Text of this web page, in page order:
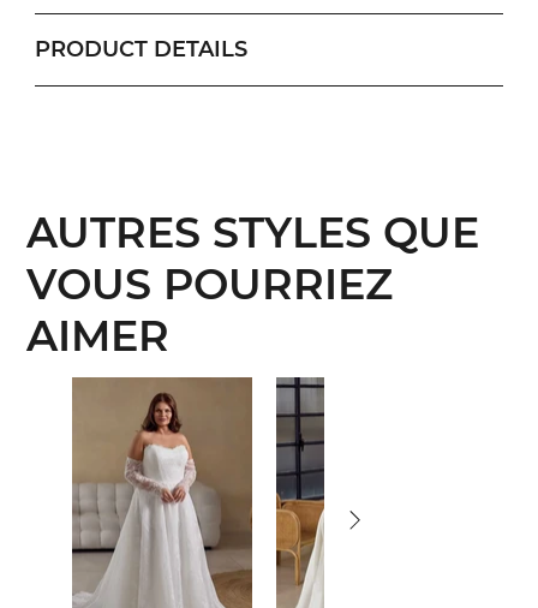
PRODUCT DETAILS
AUTRES STYLES QUE
VOUS POURRIEZ
AIMER